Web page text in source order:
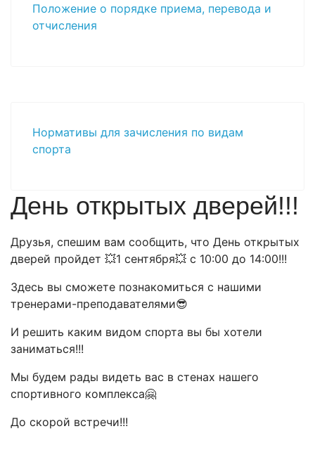
Положение о порядке приема, перевода и
отчисления
Нормативы для зачисления по видам
спорта
День открытых дверей!!!
Друзья, спешим вам сообщить, что День открытых
дверей пройдет 💥1 сентября💥 с 10:00 до 14:00!!!
Здесь вы сможете познакомиться с нашими
тренерами-преподавателями😎
И решить каким видом спорта вы бы хотели
заниматься!!!
Мы будем рады видеть вас в стенах нашего
спортивного комплекса🤗
До скорой встречи!!!